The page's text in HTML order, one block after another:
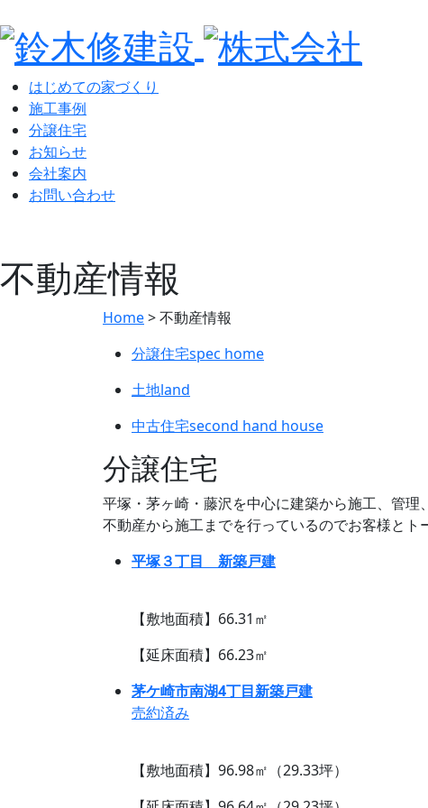
はじめての家づくり
施工事例
分譲住宅
お知らせ
会社案内
お問い合わせ
不動産情報
Home>不動産情報
分譲住宅spec home
土地land
中古住宅second hand house
分譲住宅
平塚・茅ヶ崎・藤沢を中心に建築から施工、管理
不動産から施工までを行っているのでお客様とト
平塚３丁目 新築戸建
【敷地面積】66.31㎡
【延床面積】66.23㎡
茅ケ崎市南湖4丁目新築戸建
売約済み
【敷地面積】96.98㎡（29.33坪）